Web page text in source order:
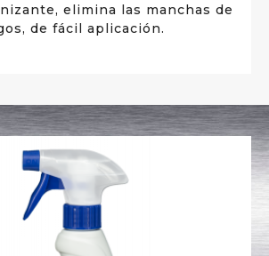
elimina las manchas de
de fácil aplicación.